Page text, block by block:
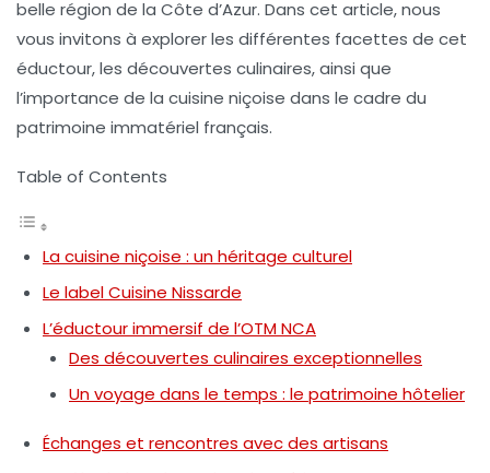
belle région de la Côte d’Azur. Dans cet article, nous
vous invitons à explorer les différentes facettes de cet
éductour, les découvertes culinaires, ainsi que
l’importance de la cuisine niçoise dans le cadre du
patrimoine immatériel français.
Table of Contents
La cuisine niçoise : un héritage culturel
Le label Cuisine Nissarde
L’éductour immersif de l’OTM NCA
Des découvertes culinaires exceptionnelles
Un voyage dans le temps : le patrimoine hôtelier
Échanges et rencontres avec des artisans